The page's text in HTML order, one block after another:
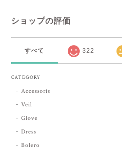
ショップの評価
すべて 322
CATEGORY
Accessoris
Veil
Glove
Dress
Bolero